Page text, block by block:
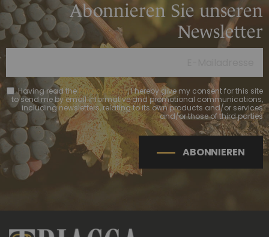
Abonnieren Sie unseren
Newsletter
Having read thePrivacy Policy, I hereby give my consent for this site
to send me by email informative and promotional communications,
including newsletters, relating to its own products and/or services
and/or those of third parties
ABONNIEREN